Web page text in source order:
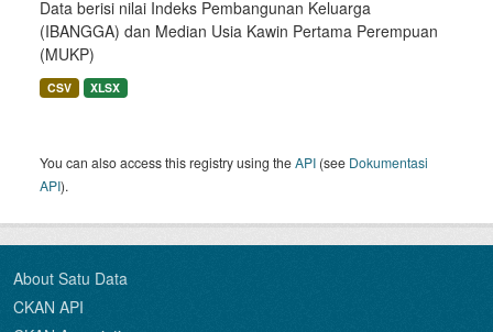
Data berisi nilai Indeks Pembangunan Keluarga
(IBANGGA) dan Median Usia Kawin Pertama Perempuan
(MUKP)
CSV XLSX
You can also access this registry using theAPI (see Dokumentasi
API).
About Satu Data
CKAN API